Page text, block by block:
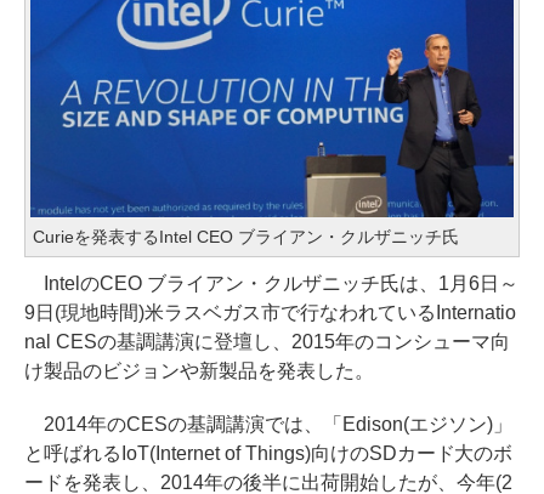
Curieを発表するIntel CEO ブライアン・クルザニッチ氏
IntelのCEO ブライアン・クルザニッチ氏は、1月6日～
9日(現地時間)米ラスベガス市で行なわれているInternatio
nal CESの基調講演に登壇し、2015年のコンシューマ向
け製品のビジョンや新製品を発表した。
2014年のCESの基調講演では、「Edison(エジソン)」
と呼ばれるIoT(Internet of Things)向けのSDカード大のボ
ードを発表し、2014年の後半に出荷開始したが、今年(2